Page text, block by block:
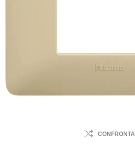
CONFRONTA